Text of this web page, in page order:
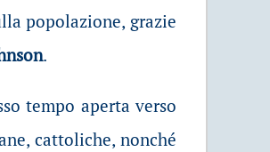
popolazione, grazie
.
tempo aperta verso
cattoliche, nonché